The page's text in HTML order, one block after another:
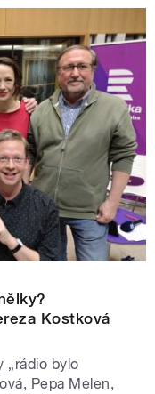
Kostková
„rádio bylo
Pepa Melen,